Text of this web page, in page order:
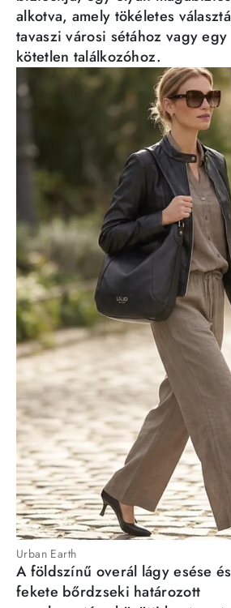
alkotva, amely tökéletes
tavaszi városi sétához vagy egy
kötetlen találkozóhoz.
Urban Earth
A földszínű overál lágy esése
fekete bőrdzseki határozott